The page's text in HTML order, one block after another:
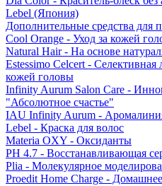
Lebel (Япония)
Дополнительные средства для
Cool Orange - Уход за кожей
Natural Hair - На основе
Estessimo Celcert - Селективная
кожей головы
Infinity Aurum Salon Care -
"Абсолютное счастье"
IAU Infinity Aurum -
Lebel - Краска для волос
Materia OXY - Оксиданты
PH 4.7 - Восстанавливающая
Plia - Молекулярное
Proedit Home Charge -